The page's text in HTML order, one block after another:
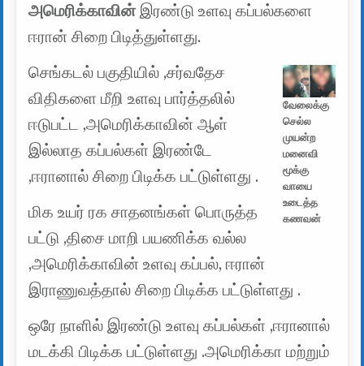
அமெரிக்காவின்இரண்டு உளவு கப்பல்களை
ஈரான் சிறை பிடித்துள்ளது.
வேலைக்கு
செல்ல
முயன்ற
மனைவி
மூக்கு
வாயை
உடைத்த
கணவன்
செங்கடல் பகுதியில் ,சர்வதேச
விதிகளை மீறி உளவு பார்த்தலில்
ஈடுபட்ட ,அமெரிக்காவின் ஆள்
இல்லாத கப்பல்கள் இரண்டே
,ஈரானால் சிறை பிடிக்க பட்டுள்ளது .
மிக உயர் ரக சாதனங்கள் பொருத்த
பட்டு ,திசை மாறி பயணிக்க வல்ல
,அமெரிக்காவின் உளவு கப்பல், ஈரான்
இராணுவத்தால் சிறை பிடிக்க பட்டுள்ளது .
ஒரே நாளில் இரண்டு உளவு கப்பல்கள் ,ஈரானால்
மடக்கி பிடிக்க பட்டுள்ளது .அமெரிக்கா மற்றும்